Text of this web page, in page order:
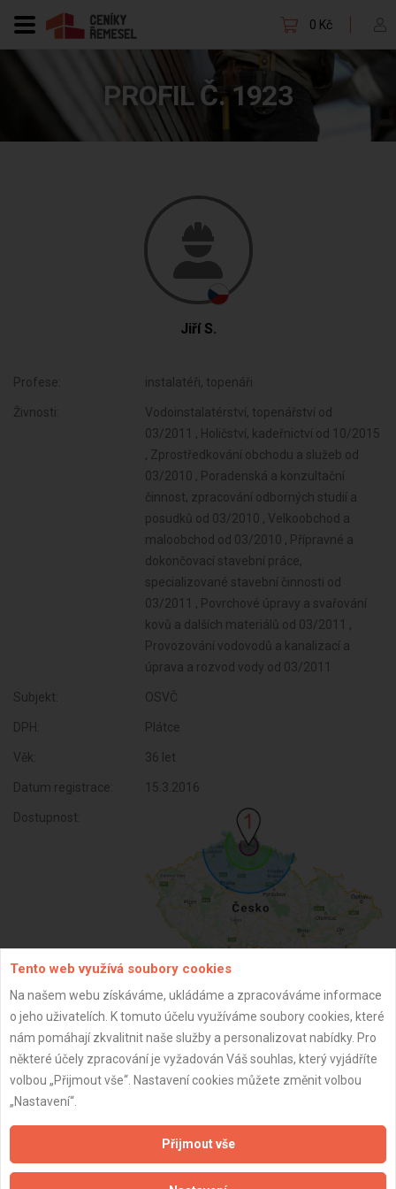
0 Kč
PROFIL Č. 1923
Jiří S.
Profese: instalatéři, topenáři
Živnosti:
Vodoinstalatérství, topenářství od
03/2011 , Holičství, kadeřnictví od 10/2015
, Zprostředkování obchodu a služeb od
03/2010 , Poradenská a konzultační
činnost, zpracování odborných studií a
posudků od 03/2010 , Velkoobchod a
maloobchod od 03/2010 , Přípravné a
dokončovací stavební práce,
specializované stavební činnosti od
03/2011 , Povrchové úpravy a svařování
kovů a dalších materiálů od 03/2011 ,
Provozování vodovodů a kanalizací a
úprava a rozvod vody od 03/2011
Subjekt: OSVČ
DPH: Plátce
Věk: 36 let
Datum registrace: 15.3.2016
Dostupnost:
ZPĚT
Aktualizováno z portálu ARES dne 25.01.2026 23:15:44
Tento web využívá soubory cookies
Na našem webu získáváme, ukládáme a zpracováváme informace
o jeho uživatelích. K tomuto účelu využíváme soubory cookies, které
nám pomáhají zkvalitnit naše služby a personalizovat nabídky. Pro
některé účely zpracování je vyžadován Váš souhlas, který vyjádříte
volbou „Přijmout vše“. Nastavení cookies můžete změnit volbou
„Nastavení“.
Přijmout vše